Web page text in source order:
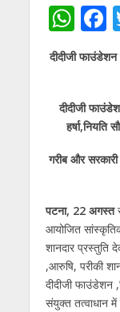
W
h
at
s
A
p
p
F
e
k
दीदीजी
दीदीजी
हर्षा,नियति
गरीब और
पटना, 22 अगस्त
आयोजित
शानदार प्रस्तुति
,आरुषि, परीकी
दीदीजी फाउंडेशन
संयुक्त तत्वाधान